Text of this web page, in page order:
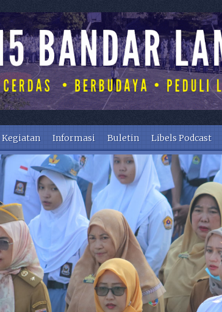
Kegiatan Informasi Buletin Libels Podcast